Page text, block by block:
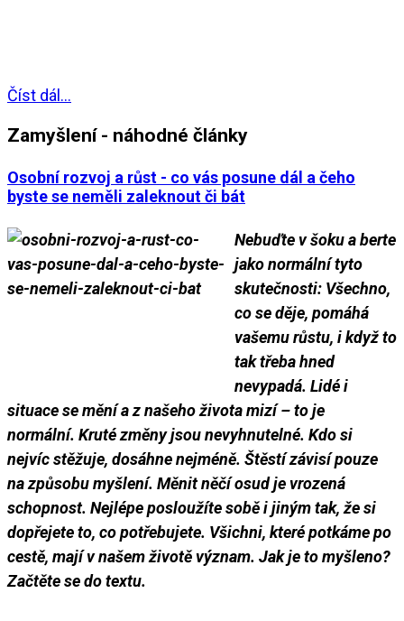
Číst dál...
Zamyšlení - náhodné články
Osobní rozvoj a růst - co vás posune dál a čeho
byste se neměli zaleknout či bát
Nebuďte v šoku a berte
jako normální tyto
skutečnosti: Všechno,
co se děje, pomáhá
vašemu růstu, i když to
tak třeba hned
nevypadá. Lidé i
situace se mění a z našeho života mizí – to je
normální. Kruté změny jsou nevyhnutelné. Kdo si
nejvíc stěžuje, dosáhne nejméně. Štěstí závisí pouze
na způsobu myšlení. Měnit něčí osud je vrozená
schopnost. Nejlépe posloužíte sobě i jiným tak, že si
dopřejete to, co potřebujete. Všichni, které potkáme po
cestě, mají v našem životě význam. Jak je to myšleno?
Začtěte se do textu.